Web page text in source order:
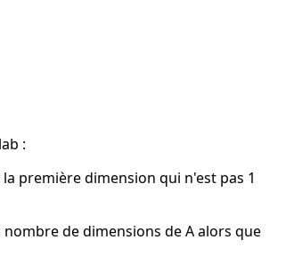
:
première dimension qui n'est pas 1
de dimensions de A alors que